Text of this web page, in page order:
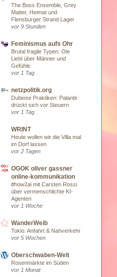
The Boss Ensemble, Grey
Matter, Heimat und
Flensburger Strand Lager
vor 9 Stunden
Feminismus aufs Ohr
Brutal fragile Typen: Ole
Liebl über Männer und
Gefühle
vor 1 Tag
netzpolitik.org
Dubiose Praktiken: Palantir
drückt sich vor Steuern
vor 1 Tag
WRINT
Heute wollen wir die Villa mal
im Dorf lassen
vor 2 Tagen
OGOK oliver gassner
online-kommunikation
#how2ai mit Carsten Rossi
über vermenschlichte KI-
Agenten
vor 1 Woche
WanderWeib
Tokio: Anfahrt & Nahverkehr
vor 5 Wochen
Oberschwaben-Welt
Rosenmärkte im Süden
vor 1 Monat